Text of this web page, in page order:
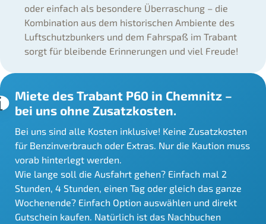
oder einfach als besondere Überraschung – die
Kombination aus dem historischen Ambiente des
Luftschutzbunkers und dem Fahrspaß im Trabant
sorgt für bleibende Erinnerungen und viel Freude!
Miete des Trabant P60 in Chemnitz –
bei uns ohne Zusatzkosten.
Bei uns sind alle Kosten inklusive! Keine Zusatzkosten
für Benzinverbrauch oder Extras. Nur die Kaution muss
vorab hinterlegt werden.
Wie lange soll die Ausfahrt gehen? Einfach mal 2
Stunden, 4 Stunden, einen Tag oder gleich das ganze
Wochenende? Einfach Option auswählen und direkt
Gutschein kaufen. Natürlich ist das Nachbuchen